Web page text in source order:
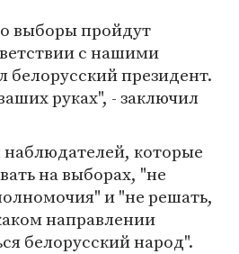
выборы пройдут
с нашими
белорусский президент.
руках", - заключил
которые
на выборах, "не
и "не решать,
направлении
белорусский народ".